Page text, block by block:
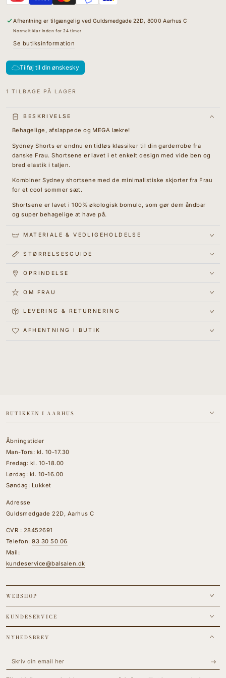
Bomuld
-
Baby
Lavender
&quot;produkt&quot;
&quot;Øg
mængden
for
{{
}}&quot;
Afhentning er tilgængelig ved Guldsmedgade 22D, 8000 Aarhus C
Normalt klar inden for 24 timer
Se butiksinformation
Tilføj til din ønskesky
1 TILBAGE PÅ LAGER
BESKRIVELSE
Behagelige, afslappede og MEGA lækre!
Sydney Shorts er endnu en tidløs klassiker til din garderrobe fra
danske Frau. Shortsene er lavet i et enkelt design med vide ben og
bred elastik i taljen.
Kombiner Sydney shortsene med de minimalistiske skjorter fra Frau
for et cool sommer sæt.
Shortsene er lavet i 100% økologisk bomuld, som gør dem åndbar
og super behagelige at have på.
MATERIALE & VEDLIGEHOLDELSE
STØRRELSESGUIDE
OPRINDELSE
OM FRAU
LEVERING & RETURNERING
AFHENTNING I BUTIK
BUTIKKEN I AARHUS
Åbningstider
Man-Tors: kl. 10-17.30
Fredag: kl. 10-18.00
Lørdag: kl. 10-16.00
Søndag: Lukket
Adresse
Guldsmedgade 22D, Aarhus C
CVR : 28452691
Telefon:93 30 50 06
Mail:
kundeservice@balsalen.dk
WEBSHOP
KUNDESERVICE
NYHEDSBREV
Skriv